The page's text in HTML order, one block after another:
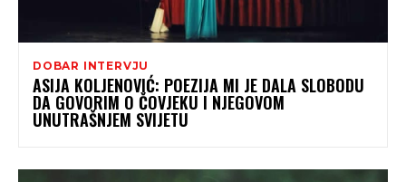
DOBAR INTERVJU
ASIJA KOLJENOVIĆ: POEZIJA MI JE DALA SLOBODU
DA GOVORIM O ČOVJEKU I NJEGOVOM
UNUTRAŠNJEM SVIJETU